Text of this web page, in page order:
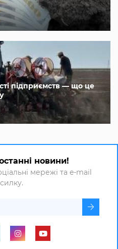
підприємств — що це
новини!
мережі та e-mail